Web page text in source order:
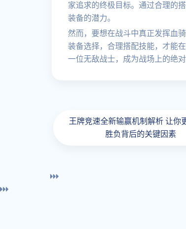
家追求的终极目标。通过合理的
装备的潜力。
然而，要想在战斗中真正发挥血
装备选择，合理搭配技能，才能
一位无敌战士，成为战场上的绝对
王牌竞速全新输赢机制解析 让你
胜负背后的关键因素